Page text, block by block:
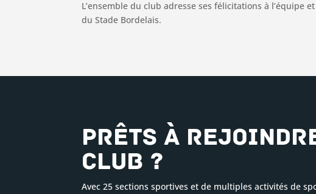
L’ensemble du club adresse ses félicitations à l’équipe
du Stade Bordelais.
Prêts à
club ?
Avec 25 sections sportives et de multiples activités de